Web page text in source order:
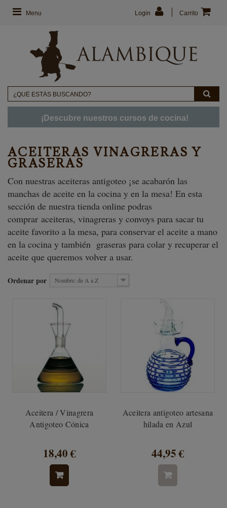
Menu Carrito
Login
¡Descubre nuestros cursos de cocina!
ACEITERAS VINAGRERAS Y
GRASERAS
Con nuestras aceiteras antigoteo ¡se acabarón las
manchas de aceite en la cocina y en la mesa! En esta
sección de nuestra tienda online podras
comprar aceiteras, vinagreras y convoys para sacar tu
aceite favorito a la mesa, para conservar el aceite a mano
en la cocina y también graseras para colar y recuperar el
aceite que queremos volver a usar.
Ordenar por Nombre: de A a Z
Aceitera / Vinagrera
Antigoteo Cónica
18,40 €
Aceitera antigoteo artesana
hilada en Azul
44,95 €